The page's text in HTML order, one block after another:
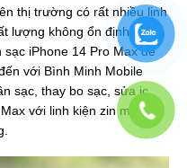
thị trường có rất nhiều linh
lượng không ổn định. Bạn
iPhone 14 Pro Max để
với Bình Minh Mobile
sạc, thay bo sạc, sửa ic
với linh kiện zin mới